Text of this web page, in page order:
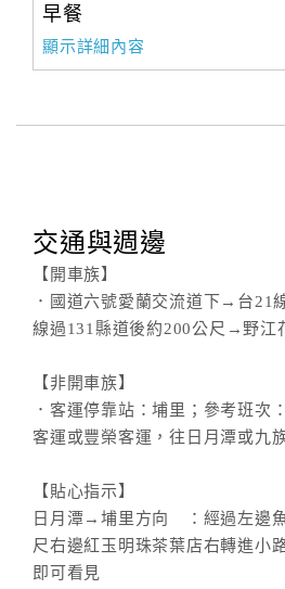
早餐
顯示詳細內容
交通與週邊
【開車族】
．國道六號愛蘭交流道下→台21
線過131縣道後約200公尺→野江
【非開車族】
．客運停靠站：埔里；參考班次
客運或豐榮客運，往日月潭或九
【貼心指示】
日月潭→埔里方向 ：經過左邊
尺右邊紅玉明珠茶葉店右轉進小
即可看見